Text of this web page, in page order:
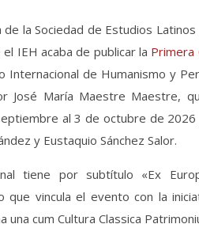
de la Sociedad de Estudios
IEH acaba de publicar la Primera
Internacional de Humanismo y
José María Maestre Maestre,
al 3 de octubre de
y Eustaquio Sánchez Salor.
tiene por subtítulo «Ex
que vincula el evento con la
una cum Cultura Classica